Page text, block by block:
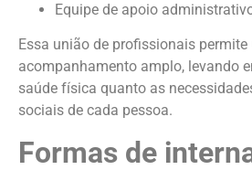
Equipe de apoio
Essa união de profissionais permite
acompanhamento amplo, levando
saúde física quanto as
sociais de cada pessoa.
Formas de